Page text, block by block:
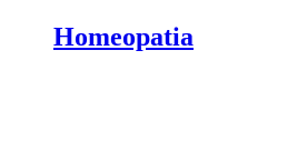
Homeopatia